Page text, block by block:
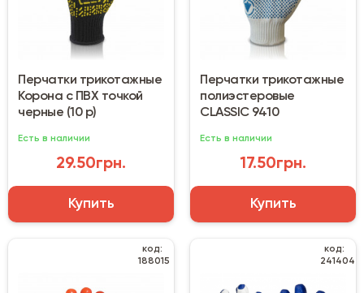
Перчатки трикотажные
Корона с ПВХ точкой
черные (10 р)
Есть в наличии
29.50грн.
Купить
Перчатки трикотажные
полиэстеровые
CLASSIC 9410
Есть в наличии
17.50грн.
Купить
код:
188015
код:
241404